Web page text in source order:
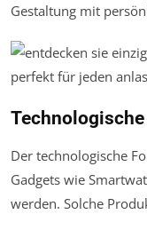
Gestaltung mit
Der technologische
Gadgets wie
werden. Solche